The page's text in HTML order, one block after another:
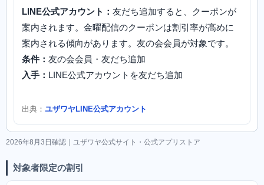
LINE公式アカウント： 友だち追加すると、クーポンが
案内されます。金曜配信のクーポンは割引率が高めに
案内される傾向があります。友の会会員が対象です。
条件： 友の会会員・友だち追加
入手： LINE公式アカウントを友だち追加
出典： ユザワヤLINE公式アカウント
2026年8月3日確認｜ユザワヤ公式サイト・公式アプリストア
対象者限定の割引